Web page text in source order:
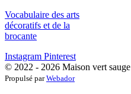
Vocabulaire des arts
décoratifs et de la
brocante
Instagram Pinterest
© 2022 - 2026 Maison vert sauge
Propulsé parWebador